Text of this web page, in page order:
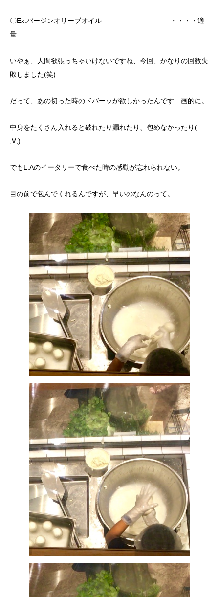
〇Ex.バージンオリーブオイル ・・・・適
量
いやぁ、人間欲張っちゃいけないですね、今回、かなりの回数失
敗しました(笑)
だって、あの切った時のドバーッが欲しかったんです…画的に。
中身をたくさん入れると破れたり漏れたり、包めなかったり(
;∀;)
でもL.Aのイータリーで食べた時の感動が忘れられない。
目の前で包んでくれるんですが、早いのなんのって。